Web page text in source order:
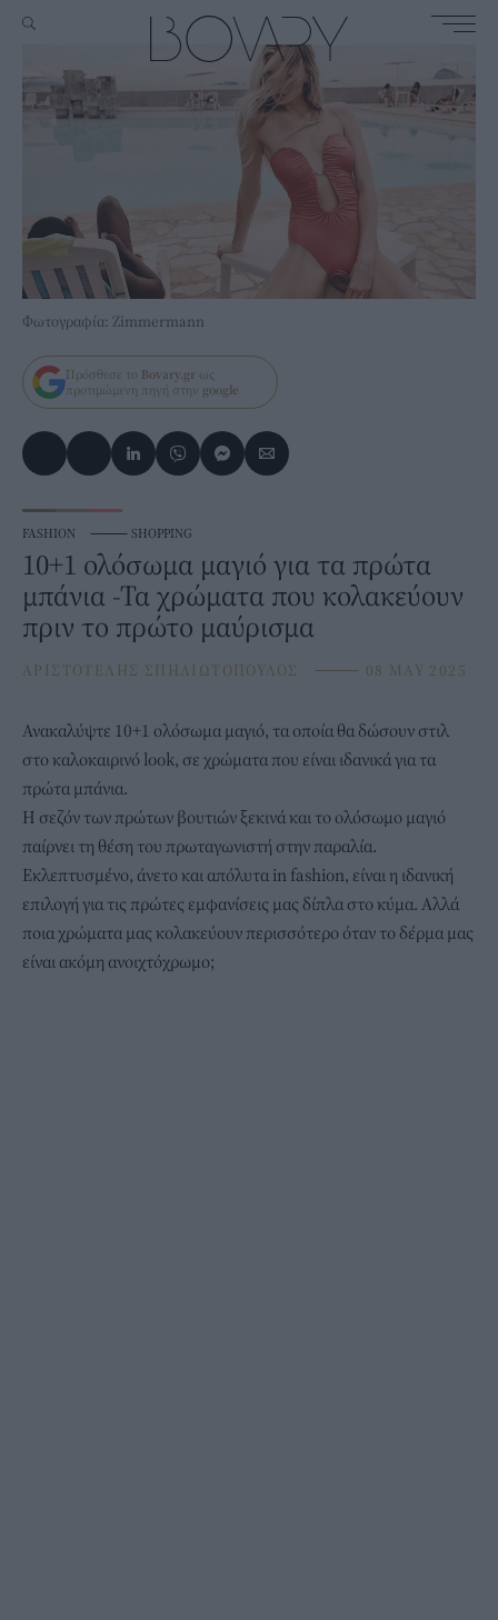
Φωτογραφία: Zimmermann
Πρόσθεσε το Bovary.gr ως
προτιμώμενη πηγή στην google
FASHION ⸻ SHOPPING
10+1 ολόσωμα μαγιό για τα πρώτα
μπάνια -Τα χρώματα που κολακεύουν
πριν το πρώτο μαύρισμα
ΑΡΙΣΤΟΤΕΛΗΣ ΣΠΗΛΙΩΤΟΠΟΥΛΟΣ ⸻ 08 MAY 2025
Ανακαλύψτε 10+1 ολόσωμα μαγιό, τα οποία θα δώσουν στιλ
στο καλοκαιρινό look, σε χρώματα που είναι ιδανικά για τα
πρώτα μπάνια.
Η σεζόν των πρώτων βουτιών ξεκινά και το ολόσωμο μαγιό
παίρνει τη θέση του πρωταγωνιστή στην παραλία.
Εκλεπτυσμένο, άνετο και απόλυτα in fashion, είναι η ιδανική
επιλογή για τις πρώτες εμφανίσεις μας δίπλα στο κύμα. Αλλά
ποια χρώματα μας κολακεύουν περισσότερο όταν το δέρμα μας
είναι ακόμη ανοιχτόχρωμο;